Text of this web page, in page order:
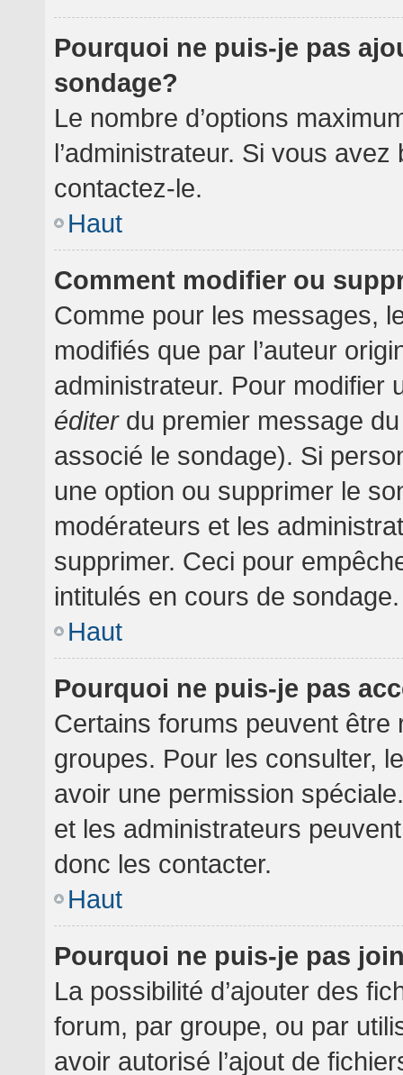
Pourquoi ne puis-je pas
sondage?
Le nombre d’options
l’administrateur. Si vous
contactez-le.
Haut
Comment modifier ou
Comme pour les messages,
modifiés que par l’auteur
administrateur. Pour modifier
éditerdu premier message
associé le sondage). Si
une option ou supprimer le
modérateurs et les
supprimer. Ceci pour
intitulés en cours de sondage.
Haut
Pourquoi ne puis-je pas
Certains forums peuvent
groupes. Pour les consulter,
avoir une permission
et les administrateurs
donc les contacter.
Haut
Pourquoi ne puis-je pas
La possibilité d’ajouter des
forum, par groupe, ou par
avoir autorisé l’ajout de